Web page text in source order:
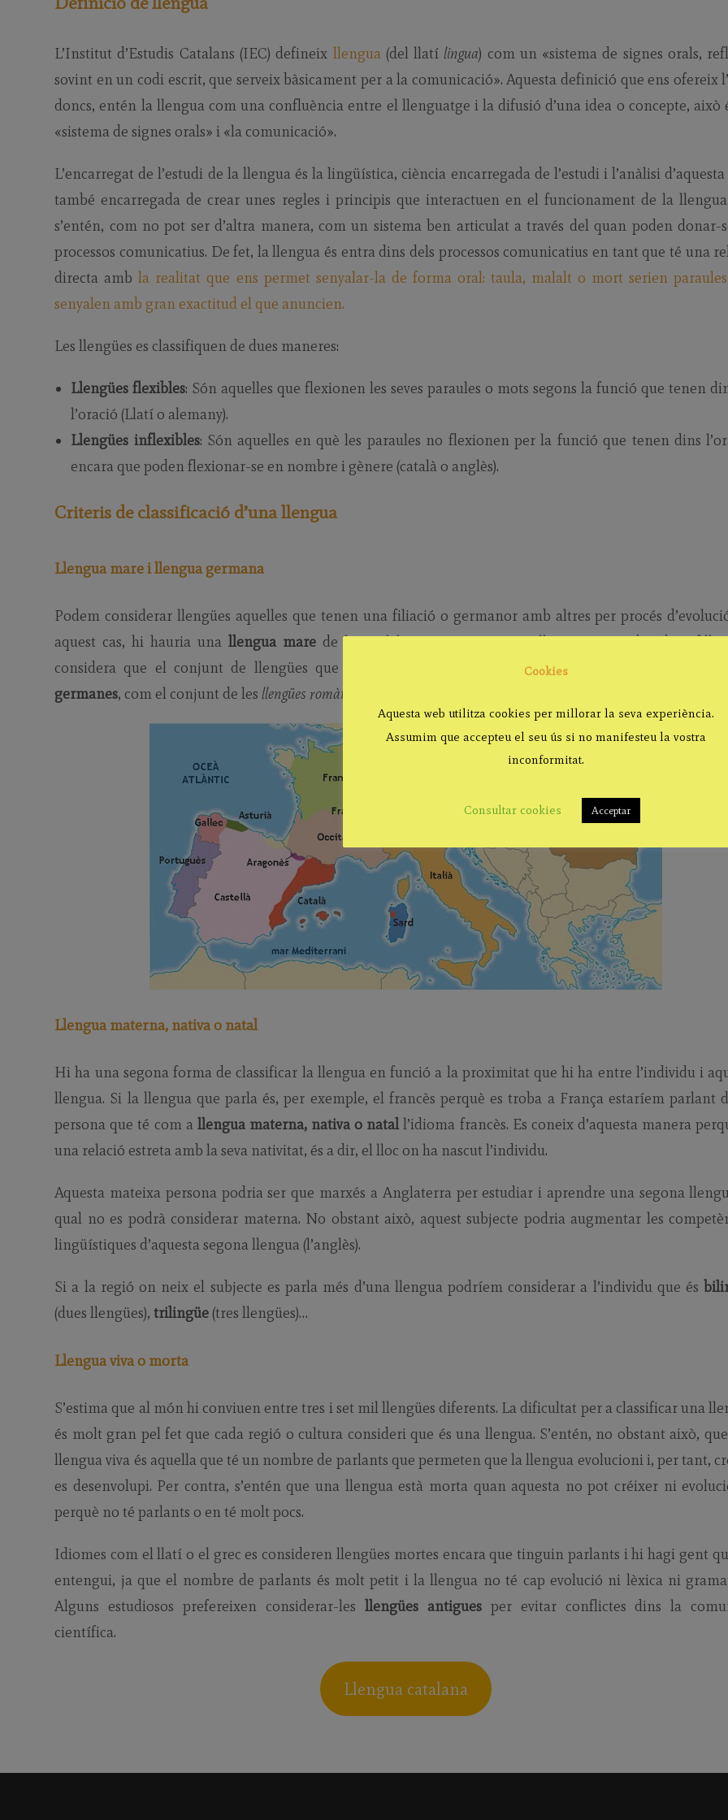
L’Institut d’Estudis Catalans (IEC) defineix llengua(del llatí lingua) com un «sistema de signes orals,
sovint en un codi escrit, que serveix bàsicament per a la comunicació». Aquesta definició que ens ofereix
doncs, entén la llengua com una confluència entre el llenguatge i la difusió d’una idea o concepte, això
«sistema de signes orals» i «la comunicació».
L’encarregat de l’estudi de la llengua és la lingüística, ciència encarregada de l’estudi i l’anàlisi
també encarregada de crear unes regles i principis que interactuen en el funcionament de la
s’entén, com no pot ser d’altra manera, com un sistema ben articulat a través del quan poden donar-
processos comunicatius. De fet, la llengua és entra dins dels processos comunicatius en tant que té una
directa ambla realitat que ens permet senyalar-la de forma oral: taula, malalt o mort serien
senyalen amb gran exactitud el que anuncien.
Les llengües es classifiquen de dues maneres:
Llengües flexibles: Són aquelles que flexionen les seves paraules o mots segons la funció que tenen
l’oració (Llatí o alemany).
Llengües inflexibles: Són aquelles en què les paraules no flexionen per la funció que tenen dins
encara que poden flexionar-se en nombre i gènere (català o anglès).
Criteris de classificació d’una llengua
Llengua mare i llengua germana
Podem considerar llengües aquelles que tenen una filiació o germanor amb altres per procés
aquest cas, hi hauria unallengua mare de la qual haurien sorgit noves llengües considerades
considera que el conjunt de llengües que sorgeixen a partir d’una mateixa llengua mare són
germanes, com el conjunt de les llengües romàniques.
Llengua materna, nativa o natal
Hi ha una segona forma de classificar la llengua en funció a la proximitat que hi ha entre l’individu i
llengua. Si la llengua que parla és, per exemple, el francès perquè es troba a França estaríem parlant
persona que té com a llengua materna, nativa o natall’idioma francès. Es coneix d’aquesta manera
una relació estreta amb la seva nativitat, és a dir, el lloc on ha nascut l’individu.
Aquesta mateixa persona podria ser que marxés a Anglaterra per estudiar i aprendre una segona
qual no es podrà considerar materna. No obstant això, aquest subjecte podria augmentar les
lingüístiques d’aquesta segona llengua (l’anglès).
Si a la regió on neix el subjecte es parla més d’una llengua podríem considerar a l’individu que és
(dues llengües),trilingüe(tres llengües)…
Llengua viva o morta
S’estima que al món hi conviuen entre tres i set mil llengües diferents. La dificultat per a classificar una
és molt gran pel fet que cada regió o cultura consideri que és una llengua. S’entén, no obstant això,
llengua viva és aquella que té un nombre de parlants que permeten que la llengua evolucioni i, per tant,
es desenvolupi. Per contra, s’entén que una llengua està morta quan aquesta no pot créixer ni
perquè no té parlants o en té molt pocs.
Idiomes com el llatí o el grec es consideren llengües mortes encara que tinguin parlants i hi hagi gent
entengui, ja que el nombre de parlants és molt petit i la llengua no té cap evolució ni lèxica ni
Alguns estudiosos prefereixen considerar-les llengües antiguesper evitar conflictes dins la
científica.
Llengua catalana
Cookies
Aquesta web utilitza cookies per millorar la seva experiència.
Assumim que accepteu el seu ús si no manifesteu la vostra
inconformitat.
Consultar cookies Acceptar